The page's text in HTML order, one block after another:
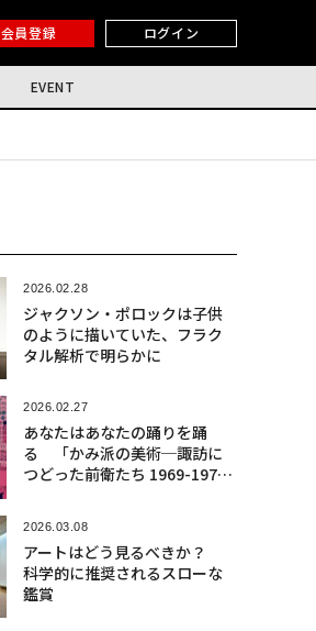
会員登録 ログイン
EVENT
2026.02.28
ジャクソン・ポロックは子供
のように描いていた、フラク
タル解析で明らかに
2026.02.27
あなたはあなたの踊りを踊
る 「かみ派の美術─諏訪に
つどった前衛たち 1969-197
2026.03.08
アートはどう見るべきか？
科学的に推奨されるスローな
鑑賞